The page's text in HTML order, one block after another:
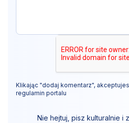
Klikając "dodaj komentarz",
regulamin portalu
Nie hejtuj, pisz kulturalnie i